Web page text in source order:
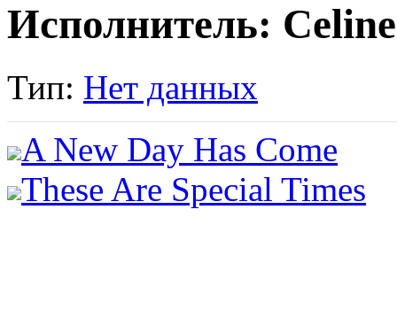
Исполнитель:
Тип: Нет данных
A New Day Has Come
These Are Special Times